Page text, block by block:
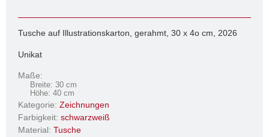
Tusche auf Illustrationskarton, gerahmt, 30 x 4o cm, 2026
Unikat
Maße:
Breite: 30 cm
Höhe: 40 cm
Kategorie: Zeichnungen
Farbigkeit: schwarzweiß
Material: Tusche